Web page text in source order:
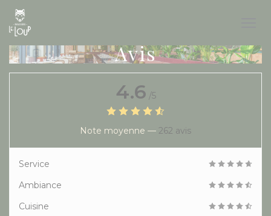
Personnalisation de vos choix en matière de cookies
Avis
4.6 /5
Note moyenne — 262 avis
Service
Ambiance
Cuisine